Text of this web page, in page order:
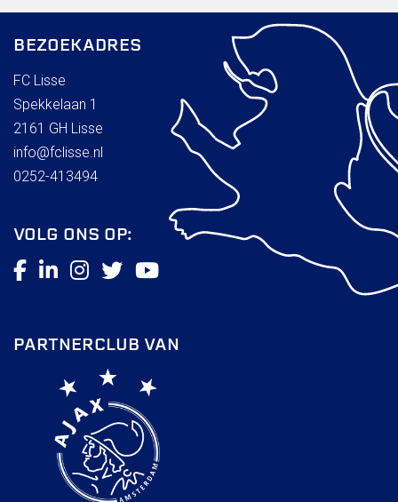
BEZOEKADRES
FC Lisse
Spekkelaan 1
2161 GH Lisse
info@fclisse.nl
0252-413494
VOLG ONS OP:
PARTNERCLUB VAN